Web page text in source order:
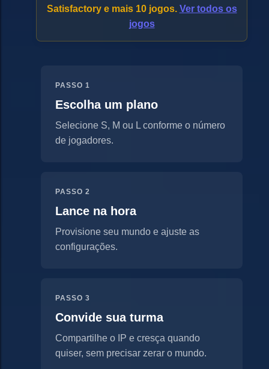
Satisfactory e mais 10 jogos. Ver todos os
jogos
PASSO 1
Escolha um plano
Selecione S, M ou L conforme o número
de jogadores.
PASSO 2
Lance na hora
Provisione seu mundo e ajuste as
configurações.
PASSO 3
Convide sua turma
Compartilhe o IP e cresça quando
quiser, sem precisar zerar o mundo.